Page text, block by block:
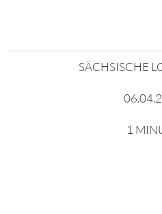
SÄCHSISCHE
1